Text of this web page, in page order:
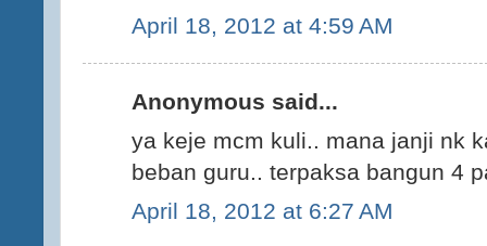
April 18, 2012 at 4:59 AM
Anonymous said...
ya keje mcm kuli.. mana janji nk
beban guru.. terpaksa bangun 4
April 18, 2012 at 6:27 AM